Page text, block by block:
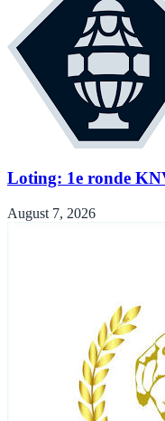
Loting: 1e ronde
August 7, 2026